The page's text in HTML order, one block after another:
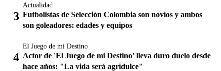
Actualidad
Futbolistas de Selección Colombia son novios y ambos
son goleadores: edades y equipos
El Juego de mi Destino
Actor de 'El Juego de mi Destino' lleva duro duelo desde
hace años: "La vida será agridulce"